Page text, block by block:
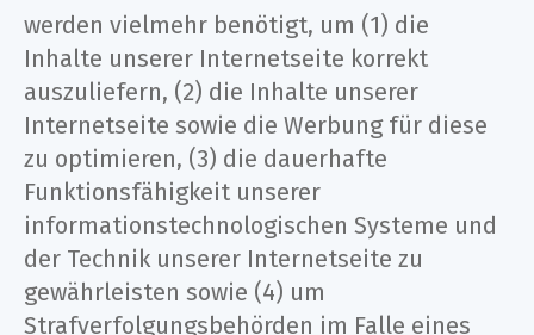
werden vielmehr benötigt, um (1) die
Inhalte unserer Internetseite korrekt
auszuliefern, (2) die Inhalte unserer
Internetseite sowie die Werbung für diese
zu optimieren, (3) die dauerhafte
Funktionsfähigkeit unserer
informationstechnologischen Systeme und
der Technik unserer Internetseite zu
gewährleisten sowie (4) um
Strafverfolgungsbehörden im Falle eines